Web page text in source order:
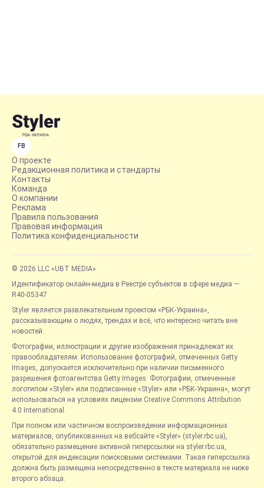
FB
О проекте
Редакционная политика и стандарты
Контакты
Команда
О компании
Реклама
Правила пользования
Правовая информация
Политика конфиденциальности
© 2026 LLC «UBT MEDIA»
Идентификатор онлайн-медиа в Реестре субъектов в сфере медиа —
R40-05347
Styler является развлекательным проектом «РБК-Украина»,
рассказывающим о людях, трендах и всё, что интересно читать вне
новостей.
Фотографии, иллюстрации и другие изображения принадлежат их
правообладателям. Использование фотографий, отмеченных Getty
Images, допускается исключительно при наличии письменного
разрешения фотоагентства Getty Images. Фотографии, отмеченные
логотипом «Styler» или подписанные «Styler» или «РБК-Украина», могут
использоваться на условиях лицензии Creative Commons Attribution
4.0 International.
При полном или частичном воспроизведении информационных
материалов, опубликованных на вебсайте «Styler» (styler.rbc.ua),
обязательно размещение активной гиперссылки на styler.rbc.ua,
открытой для индексации поисковыми системами. Такая гиперссылка
должна быть размещена непосредственно в тексте материала не ниже
второго абзаца.